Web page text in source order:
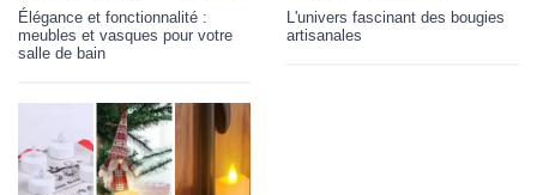
Élégance et fonctionnalité :
meubles et vasques pour votre
salle de bain
L'univers fascinant des bougies
artisanales